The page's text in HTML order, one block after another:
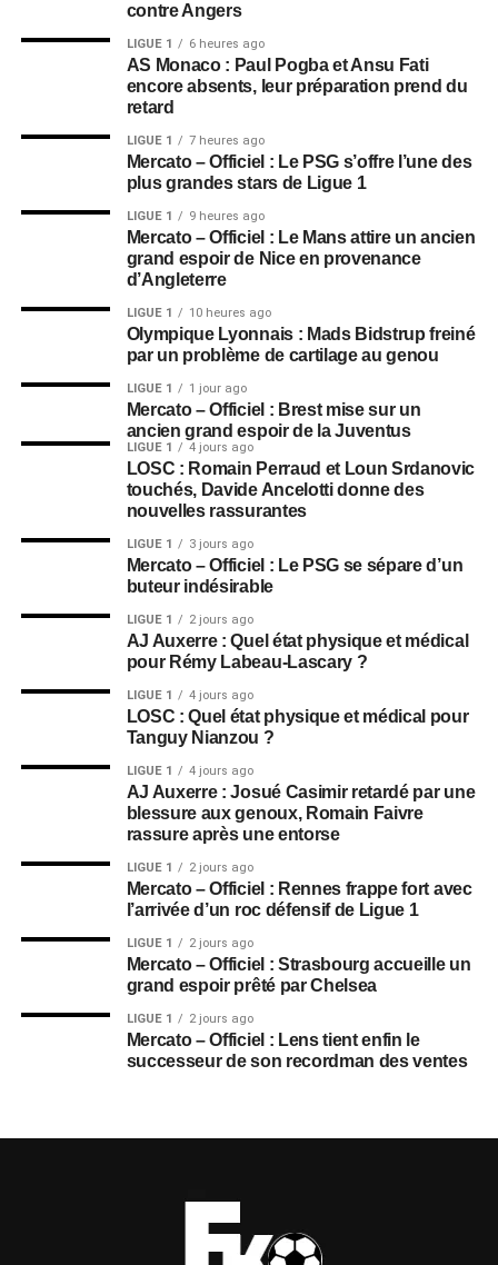
contre Angers
LIGUE 1 6 heures ago
AS Monaco : Paul Pogba et Ansu Fati
encore absents, leur préparation prend du
retard
LIGUE 1 7 heures ago
Mercato – Officiel : Le PSG s’offre l’une des
plus grandes stars de Ligue 1
LIGUE 1 9 heures ago
Mercato – Officiel : Le Mans attire un ancien
grand espoir de Nice en provenance
d’Angleterre
LIGUE 1 10 heures ago
Olympique Lyonnais : Mads Bidstrup freiné
par un problème de cartilage au genou
LIGUE 1 1 jour ago
Mercato – Officiel : Brest mise sur un
ancien grand espoir de la Juventus
LIGUE 1 4 jours ago
LOSC : Romain Perraud et Loun Srdanovic
touchés, Davide Ancelotti donne des
nouvelles rassurantes
LIGUE 1 3 jours ago
Mercato – Officiel : Le PSG se sépare d’un
buteur indésirable
LIGUE 1 2 jours ago
AJ Auxerre : Quel état physique et médical
pour Rémy Labeau-Lascary ?
LIGUE 1 4 jours ago
LOSC : Quel état physique et médical pour
Tanguy Nianzou ?
LIGUE 1 4 jours ago
AJ Auxerre : Josué Casimir retardé par une
blessure aux genoux, Romain Faivre
rassure après une entorse
LIGUE 1 2 jours ago
Mercato – Officiel : Rennes frappe fort avec
l’arrivée d’un roc défensif de Ligue 1
LIGUE 1 2 jours ago
Mercato – Officiel : Strasbourg accueille un
grand espoir prêté par Chelsea
LIGUE 1 2 jours ago
Mercato – Officiel : Lens tient enfin le
successeur de son recordman des ventes